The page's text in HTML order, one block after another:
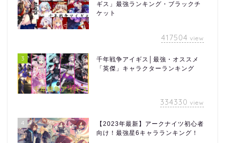
ギス」最強ランキング・ブラックチ
ケット
417504 view
3
千年戦争アイギス│最強・オススメ
「英傑」キャラクターランキング
334330 view
4
【2023年最新】アークナイツ初心者
向け！最強星6キャラランキング！